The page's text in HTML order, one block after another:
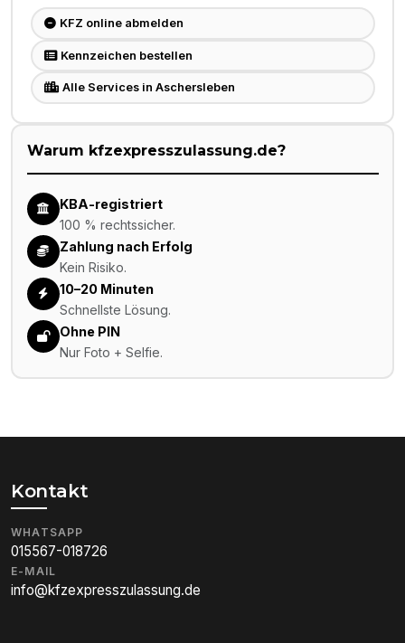
KFZ online abmelden
Kennzeichen bestellen
Alle Services in Aschersleben
Warum kfzexpresszulassung.de?
KBA-registriert
100 % rechtssicher.
Zahlung nach Erfolg
Kein Risiko.
10–20 Minuten
Schnellste Lösung.
Ohne PIN
Nur Foto + Selfie.
Kontakt
WHATSAPP
015567-018726
E-MAIL
info@kfzexpresszulassung.de